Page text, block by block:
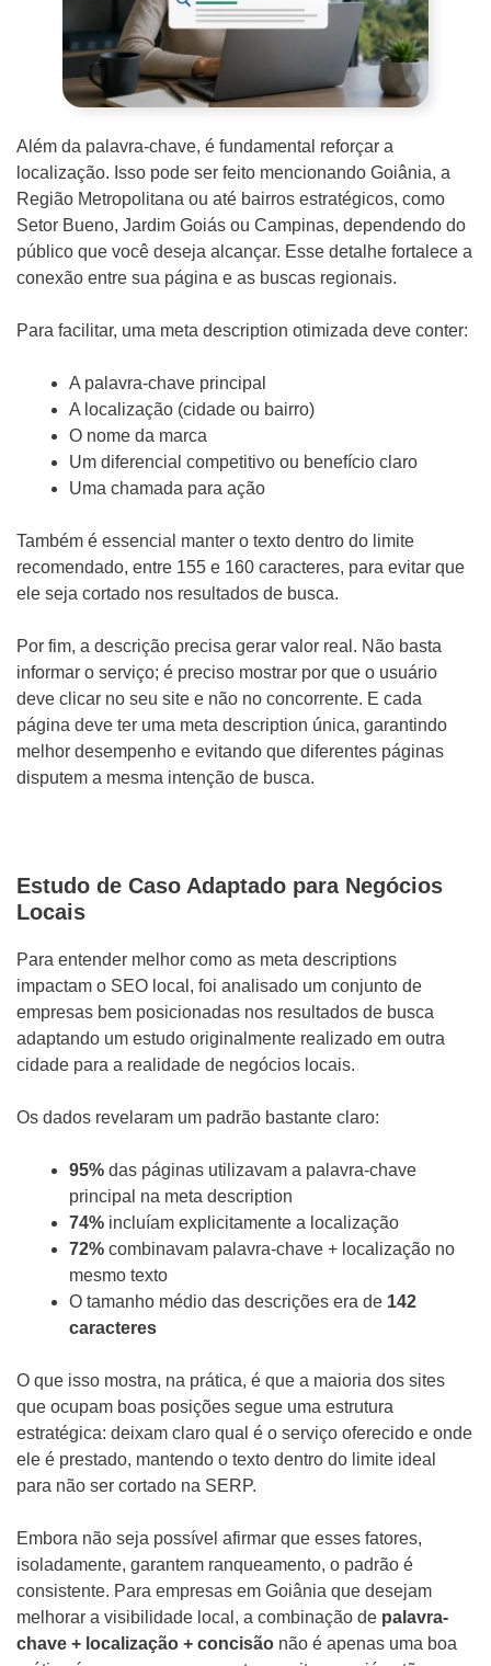
Além da palavra-chave, é fundamental reforçar a
localização. Isso pode ser feito mencionando Goiânia, a
Região Metropolitana ou até bairros estratégicos, como
Setor Bueno, Jardim Goiás ou Campinas, dependendo do
público que você deseja alcançar. Esse detalhe fortalece a
conexão entre sua página e as buscas regionais.
Para facilitar, uma meta description otimizada deve conter:
A palavra-chave principal
A localização (cidade ou bairro)
O nome da marca
Um diferencial competitivo ou benefício claro
Uma chamada para ação
Também é essencial manter o texto dentro do limite
recomendado, entre 155 e 160 caracteres, para evitar que
ele seja cortado nos resultados de busca.
Por fim, a descrição precisa gerar valor real. Não basta
informar o serviço; é preciso mostrar por que o usuário
deve clicar no seu site e não no concorrente. E cada
página deve ter uma meta description única, garantindo
melhor desempenho e evitando que diferentes páginas
disputem a mesma intenção de busca.
Estudo de Caso Adaptado para Negócios
Locais
Para entender melhor como as meta descriptions
impactam o SEO local, foi analisado um conjunto de
empresas bem posicionadas nos resultados de busca
adaptando um estudo originalmente realizado em outra
cidade para a realidade de negócios locais.
Os dados revelaram um padrão bastante claro:
95% das páginas utilizavam a palavra-chave
principal na meta description
74% incluíam explicitamente a localização
72% combinavam palavra-chave + localização no
mesmo texto
O tamanho médio das descrições era de 142
caracteres
O que isso mostra, na prática, é que a maioria dos sites
que ocupam boas posições segue uma estrutura
estratégica: deixam claro qual é o serviço oferecido e onde
ele é prestado, mantendo o texto dentro do limite ideal
para não ser cortado na SERP.
Embora não seja possível afirmar que esses fatores,
isoladamente, garantem ranqueamento, o padrão é
consistente. Para empresas em Goiânia que desejam
melhorar a visibilidade local, a combinação de palavra-
chave + localização + concisão não é apenas uma boa